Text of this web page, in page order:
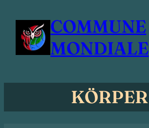
Inhalt
springen
COMMUNE
MONDIALE
KÖRPER